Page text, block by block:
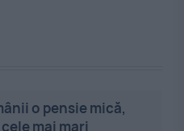
o pensie mică,
mai mari